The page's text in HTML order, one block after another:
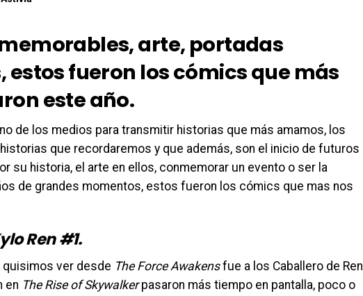
arte, portadas
estos fueron los cómics que más
este año.
de los medios para transmitir historias que más amamos, los
que recordaremos y que además, son el inicio de futuros
su historia, el arte en ellos, conmemorar un evento o ser la
de grandes momentos, estos fueron los cómics que mas nos
Ren #1.
ver desde The Force Awakensfue a los Caballero de Ren
en The Rise of Skywalkerpasaron más tiempo en pantalla, poco o